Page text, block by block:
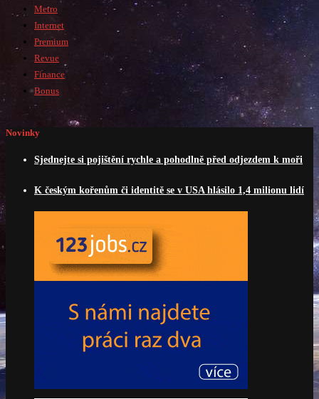
Metro
Internet
Premium
Revue
Finance
Bonus
Novinky
Sjednejte si pojištění rychle a pohodlně před odjezdem k moři
K českým kořenům či identitě se v USA hlásilo 1,4 milionu lidí